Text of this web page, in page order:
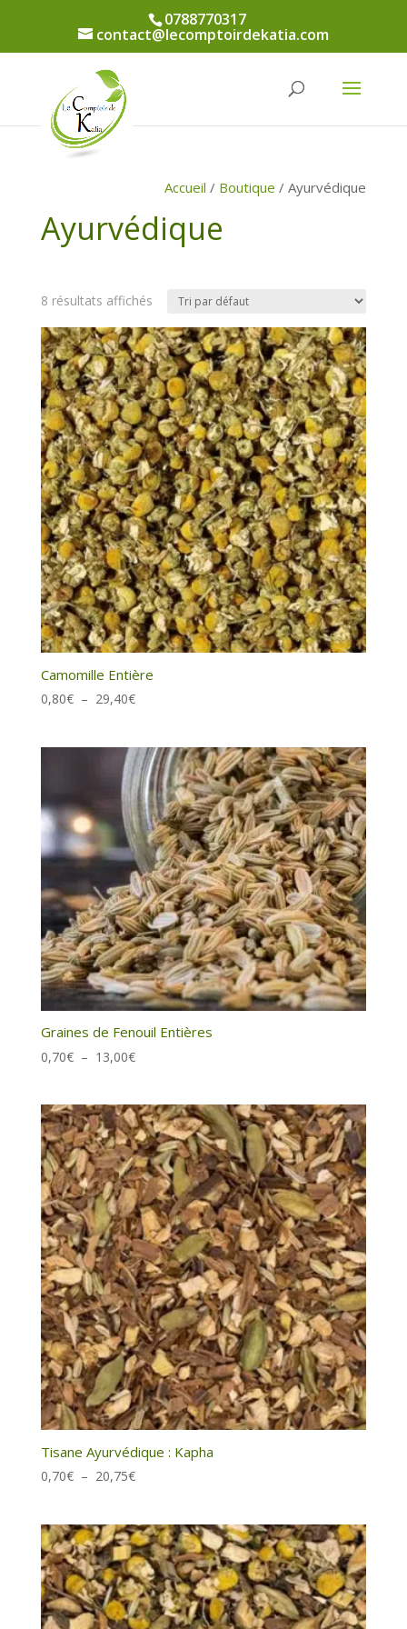
0788770317
contact@lecomptoirdekatia.com
Accueil / Boutique / Ayurvédique
Ayurvédique
8 résultats affichés
Camomille Entière
0,80€ – 29,40€Plage
0,80€
à
29,40€
Graines de Fenouil Entières
0,70€ – 13,00€Plage
0,70€
à
13,00€
Tisane Ayurvédique : Kapha
0,70€ – 20,75€Plage
0,70€
à
20,75€